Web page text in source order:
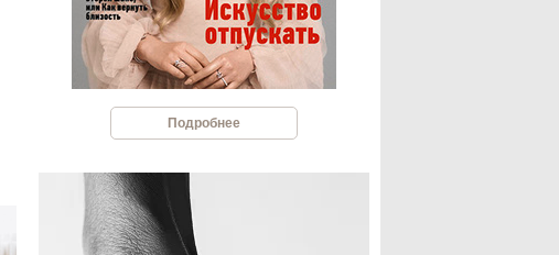
Подробнее